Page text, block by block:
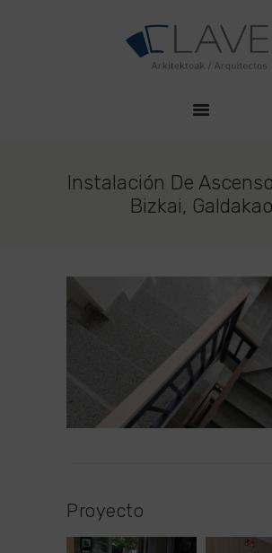
Instalación De
Bizkai, Galdakao
CLAVE PROYECTOS
Estudio de Arquitectura en
QUIENES SOMOS
Proyecto